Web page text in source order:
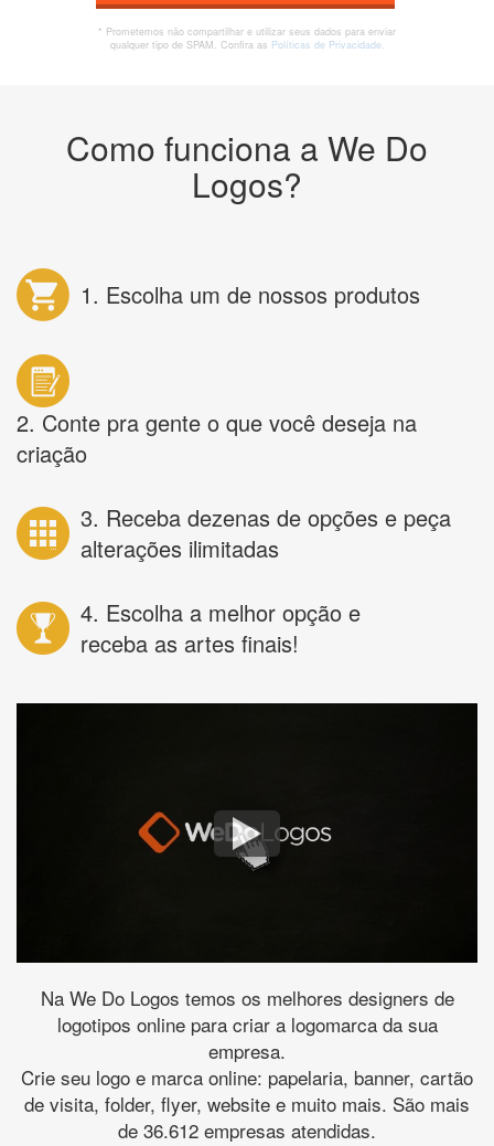
* Prometemos não compartilhar e utilizar seus dados para enviar
qualquer tipo de SPAM. Confira as Políticas de Privacidade.
Como funciona a We Do
Logos?
1. Escolha um de nossos produtos
2. Conte pra gente o que você deseja na
criação
3. Receba dezenas de opções e peça
alterações ilimitadas
4. Escolha a melhor opção e
receba as artes finais!
Na We Do Logos temos os melhores designers de
logotipos online para criar a logomarca da sua
empresa.
Crie seu logo e marca online: papelaria, banner, cartão
de visita, folder, flyer, website e muito mais. São mais
de 36.612 empresas atendidas.